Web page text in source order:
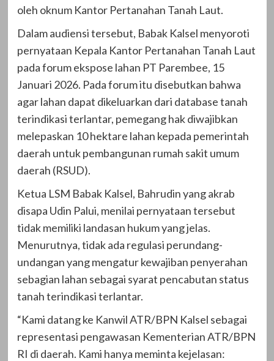
oleh oknum Kantor Pertanahan Tanah Laut.
Dalam audiensi tersebut, Babak Kalsel menyoroti
pernyataan Kepala Kantor Pertanahan Tanah Laut
pada forum ekspose lahan PT Parembee, 15
Januari 2026. Pada forum itu disebutkan bahwa
agar lahan dapat dikeluarkan dari database tanah
terindikasi terlantar, pemegang hak diwajibkan
melepaskan 10 hektare lahan kepada pemerintah
daerah untuk pembangunan rumah sakit umum
daerah (RSUD).
Ketua LSM Babak Kalsel, Bahrudin yang akrab
disapa Udin Palui, menilai pernyataan tersebut
tidak memiliki landasan hukum yang jelas.
Menurutnya, tidak ada regulasi perundang-
undangan yang mengatur kewajiban penyerahan
sebagian lahan sebagai syarat pencabutan status
tanah terindikasi terlantar.
“Kami datang ke Kanwil ATR/BPN Kalsel sebagai
representasi pengawasan Kementerian ATR/BPN
RI di daerah. Kami hanya meminta kejelasan: